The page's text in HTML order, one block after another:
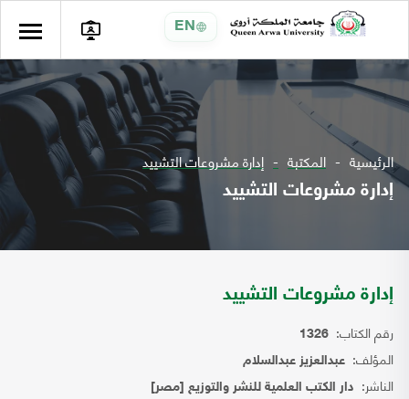
EN
الرئيسية المكتبة إدارة مشروعات التشييد
إدارة مشروعات التشييد
إدارة مشروعات التشييد
رقم الكتاب: 1326
المؤلف: عبدالعزيز عبدالسلام
الناشر: دار الكتب العلمية للنشر والتوزيع [مصر]